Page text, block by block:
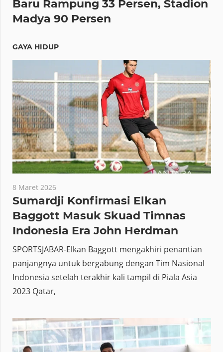
Baru Rampung 33 Persen, Stadion
Madya 90 Persen
GAYA HIDUP
8 Maret 2026
Sumardji Konfirmasi Elkan
Baggott Masuk Skuad Timnas
Indonesia Era John Herdman
SPORTSJABAR-Elkan Baggott mengakhiri penantian
panjangnya untuk bergabung dengan Tim Nasional
Indonesia setelah terakhir kali tampil di Piala Asia
2023 Qatar,